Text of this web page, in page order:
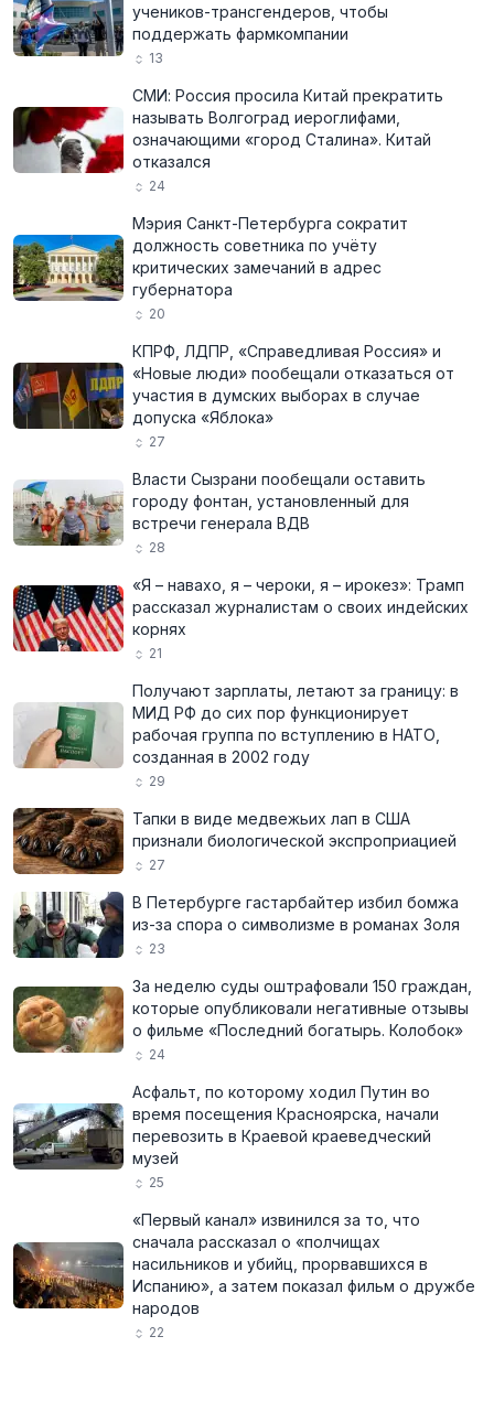
учеников-трансгендеров, чтобы
поддержать фармкомпании
13
СМИ: Россия просила Китай прекратить
называть Волгоград иероглифами,
означающими «город Сталина». Китай
отказался
24
Мэрия Санкт-Петербурга сократит
должность советника по учёту
критических замечаний в адрес
губернатора
20
КПРФ, ЛДПР, «Справедливая Россия» и
«Новые люди» пообещали отказаться от
участия в думских выборах в случае
допуска «Яблока»
27
Власти Сызрани пообещали оставить
городу фонтан, установленный для
встречи генерала ВДВ
28
«Я – навахо, я – чероки, я – ирокез»: Трамп
рассказал журналистам о своих индейских
корнях
21
Получают зарплаты, летают за границу: в
МИД РФ до сих пор функционирует
рабочая группа по вступлению в НАТО,
созданная в 2002 году
29
Тапки в виде медвежьих лап в США
признали биологической экспроприацией
27
В Петербурге гастарбайтер избил бомжа
из-за спора о символизме в романах Золя
23
За неделю суды оштрафовали 150 граждан,
которые опубликовали негативные отзывы
о фильме «Последний богатырь. Колобок»
24
Асфальт, по которому ходил Путин во
время посещения Красноярска, начали
перевозить в Краевой краеведческий
музей
25
«Первый канал» извинился за то, что
сначала рассказал о «полчищах
насильников и убийц, прорвавшихся в
Испанию», а затем показал фильм о дружбе
народов
22